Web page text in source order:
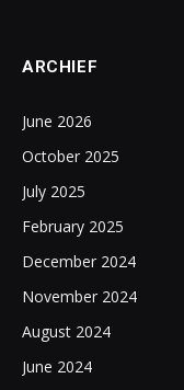
ARCHIEF
June 2026
October 2025
July 2025
February 2025
December 2024
November 2024
August 2024
June 2024